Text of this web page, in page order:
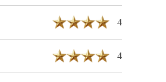
4
4